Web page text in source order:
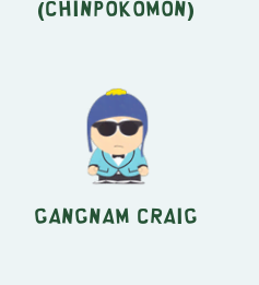
(Chinpokomon)
Gangnam Craig